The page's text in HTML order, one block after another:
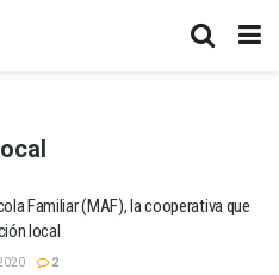
Familiar (MAF), la cooperativa que
local
2